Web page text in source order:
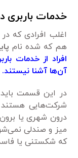
خدمات باربری
اغلب افرادی که
هم که شده نام
افراد از خدمات
آن‌ها آشنا نیستند.
در این قسمت باید
شرکت‌هایی هستند
درون شهری یا
میز و صندلی
که شکستنی یا